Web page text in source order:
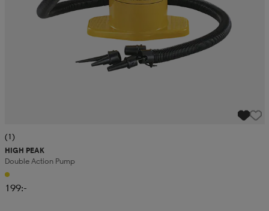
(1)
HIGH PEAK
Double Action Pump
199:-